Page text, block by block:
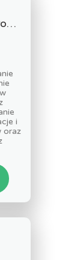
Kierownik Budowy / Kierowniczka Budowy
i
oraz